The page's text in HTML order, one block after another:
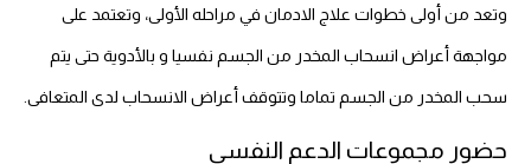
وتعد من أولى خطوات علاج الادمان في مراحله الأولى، وتعتمد على
مواجهة أعراض انسحاب المخدر من الجسم نفسيا و بالأدوية حتى يتم
سحب المخدر من الجسم تماما وتتوقف أعراض الانسحاب لدى المتعافى.
حضور مجموعات الدعم النفسي